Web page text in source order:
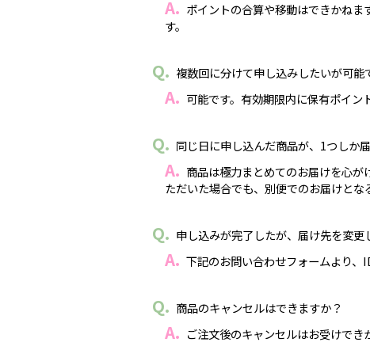
ポイントの合算や移動はできかね
す。
複数回に分けて申し込みしたいが可能
可能です。有効期限内に保有ポイン
同じ日に申し込んだ商品が、1つしか
商品は極力まとめてのお届けを心
ただいた場合でも、別便でのお届けとな
申し込みが完了したが、届け先を変更
下記のお問い合わせフォームより、
商品のキャンセルはできますか？
ご注文後のキャンセルはお受けでき